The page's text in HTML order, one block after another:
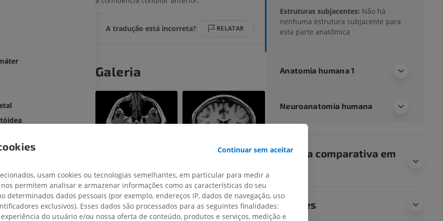
oval
interno
A tradução está incorreta? RELATAR
Galeria
Estruturas subjacentes: Não há
nenhuma estrutura subjacente para
esta parte anatômica
Anatomia humana 1
Neuroanatomia humana
Anatomia comparativa em
Traduções
Continuar sem aceitar
usam cookies ou tecnologias semelhantes, em particular para medir a
permitem analisar e armazenar informações como as características do seu
determinados dados pessoais (por exemplo, endereços IP, dados de navegação, uso
exclusivos). Esses dados são processados para as seguintes finalidades:
do usuário e/ou nossa oferta de conteúdo, produtos e serviços, medição e